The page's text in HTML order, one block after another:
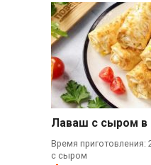
Лаваш с сыром в
Время приготовления:
с сыром